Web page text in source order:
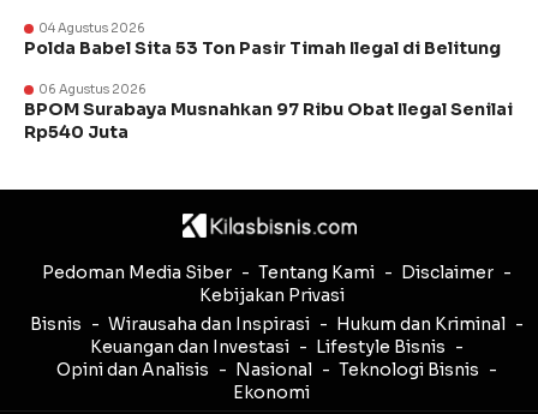
04 Agustus 2026
Polda Babel Sita 53 Ton Pasir Timah Ilegal di Belitung
06 Agustus 2026
BPOM Surabaya Musnahkan 97 Ribu Obat Ilegal Senilai
Rp540 Juta
Pedoman Media Siber Tentang Kami
Disclaimer
Kebijakan Privasi
Bisnis
Wirausaha dan Inspirasi
Hukum dan Kriminal
Keuangan dan Investasi
Lifestyle Bisnis
Opini dan Analisis
Nasional
Teknologi Bisnis
Ekonomi